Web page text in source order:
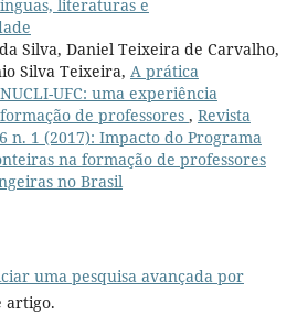
literaturas e
Silva, Daniel Teixeira de Carvalho,
Silva Teixeira, A prática
UFC: uma experiência
de professores , Revista
n. 1 (2017): Impacto do Programa
na formação de professores
no Brasil
uma pesquisa avançada por
artigo.